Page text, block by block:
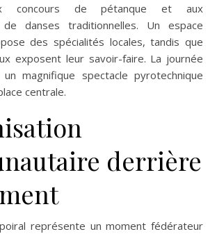
concours de pétanque et aux
de danses traditionnelles. Un espace
des spécialités locales, tandis que
exposent leur savoir-faire. La journée
magnifique spectacle pyrotechnique
centrale.
derrière
représente un moment fédérateur